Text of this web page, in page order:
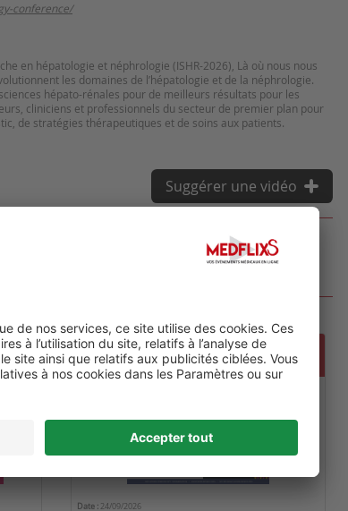
conference/
en hépatologie et néphrologie (ISHR-2026), Là où nous nous
les domaines de l’hépatologie et de la néphrologie.
hépato-rénales pour de meilleurs résultats pour les
cliniciens et professionnels du secteur de premier plan pour
de stratégies thérapeutiques et de soins aux patients.
Suggérer une vidéo
5TH WORLD CONGRESS OF GI
ENDOSCOPY - ENDO 2026
Date :24/09/2026